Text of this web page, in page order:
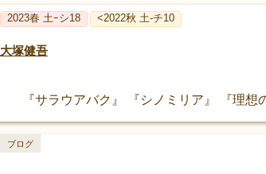
2023春 土ｰシ18 <2022秋 土-チ10
大塚健吾
『サラウアバク』 『シノミリア』 『理
ブログ